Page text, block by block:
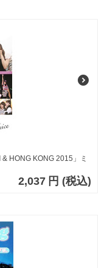
HONG KONG 2015」ミ
2,037 円 (税込)